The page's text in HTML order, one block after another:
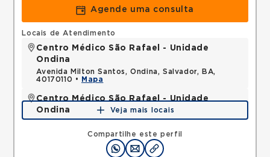
Agende uma consulta
Compartilhe este perfil
Locais de Atendimento
Centro Médico São Rafael - Unidade
Ondina
Avenida Milton Santos, Ondina, Salvador, BA,
40170110 •
Mapa
Centro Médico São Rafael - Unidade
Ondina
Avenida Milton Santos, Ondina, Salvador, BA,
Mapa
Veja mais locais